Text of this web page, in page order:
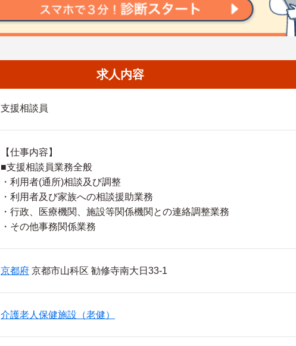
求人内容
支援相談員
【仕事内容】
■支援相談員業務全般
・利用者(通所)相談及び調整
・利用者及び家族への相談援助業務
・行政、医療機関、施設等関係機関との連絡調整業務
・その他事務関係業務
京都府 京都市山科区 勧修寺南大日33-1
介護老人保健施設（老健）